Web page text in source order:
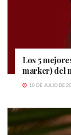
Los 5
marker) del
10 DE JULIO DE